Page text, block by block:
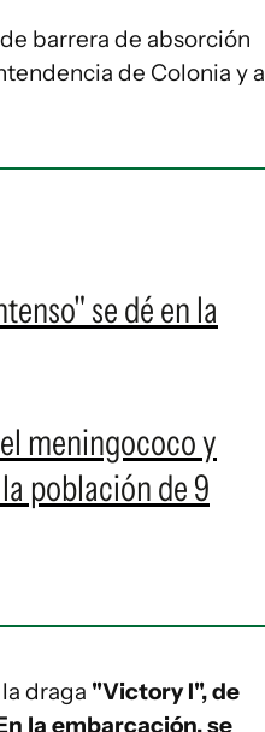
barrera de absorción
de Colonia y a
se dé en la
meningococo y
población de 9
draga "Victory I", de
la embarcación, se